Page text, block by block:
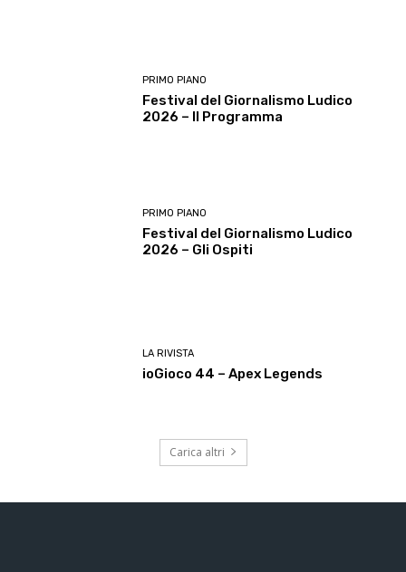
PRIMO PIANO
Festival del Giornalismo Ludico
2026 – Il Programma
PRIMO PIANO
Festival del Giornalismo Ludico
2026 – Gli Ospiti
LA RIVISTA
ioGioco 44 – Apex Legends
Carica altri